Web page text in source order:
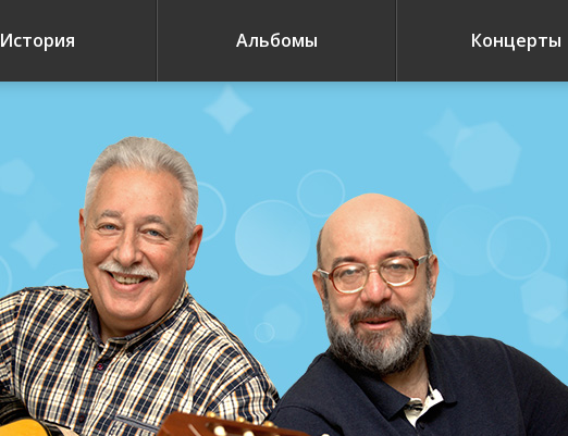
История Альбомы Концерты